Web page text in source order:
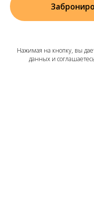
Нажимая на кнопку, вы
данных и